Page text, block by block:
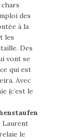
des
à la
les
Des
vont se
qui est
Avec
(c’est le
Laurent
le